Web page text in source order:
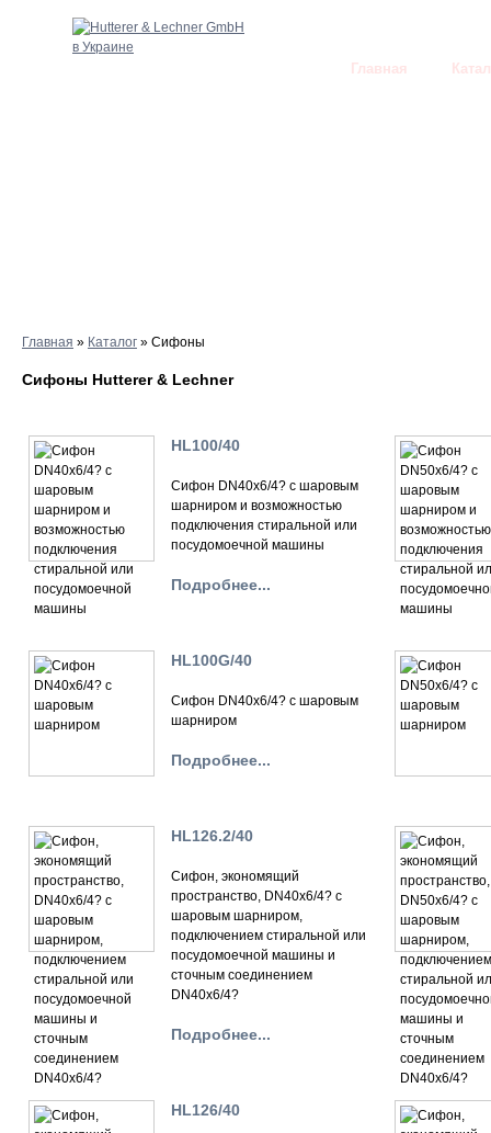
Главная
Главная » Каталог » Сифоны
Сифоны Hutterer & Lechner
HL100/40
Сифон DN40х6/4? с шаровым
шарниром и возможностью
подключения стиральной или
посудомоечной машины
Подробнее...
HL100G/40
Сифон DN40х6/4? с шаровым
шарниром
Подробнее...
HL126.2/40
Сифон, экономящий
пространство, DN40х6/4? с
шаровым шарниром,
подключением стиральной или
посудомоечной машины и
сточным соединением
DN40х6/4?
Подробнее...
HL126/40